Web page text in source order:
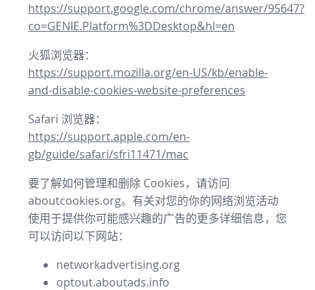
https://support.google.com/chrome/answer/95647?
co=GENIE.Platform%3DDesktop&hl=en
火狐浏览器：
https://support.mozilla.org/en-US/kb/enable-
and-disable-cookies-website-preferences
Safari 浏览器：
https://support.apple.com/en-
gb/guide/safari/sfri11471/mac
要了解如何管理和删除 Cookies，请访问
aboutcookies.org。有关对您的你的网络浏览活动
使用于提供你可能感兴趣的广告的更多详细信息，您
可以访问以下网站：
networkadvertising.org
optout.aboutads.info